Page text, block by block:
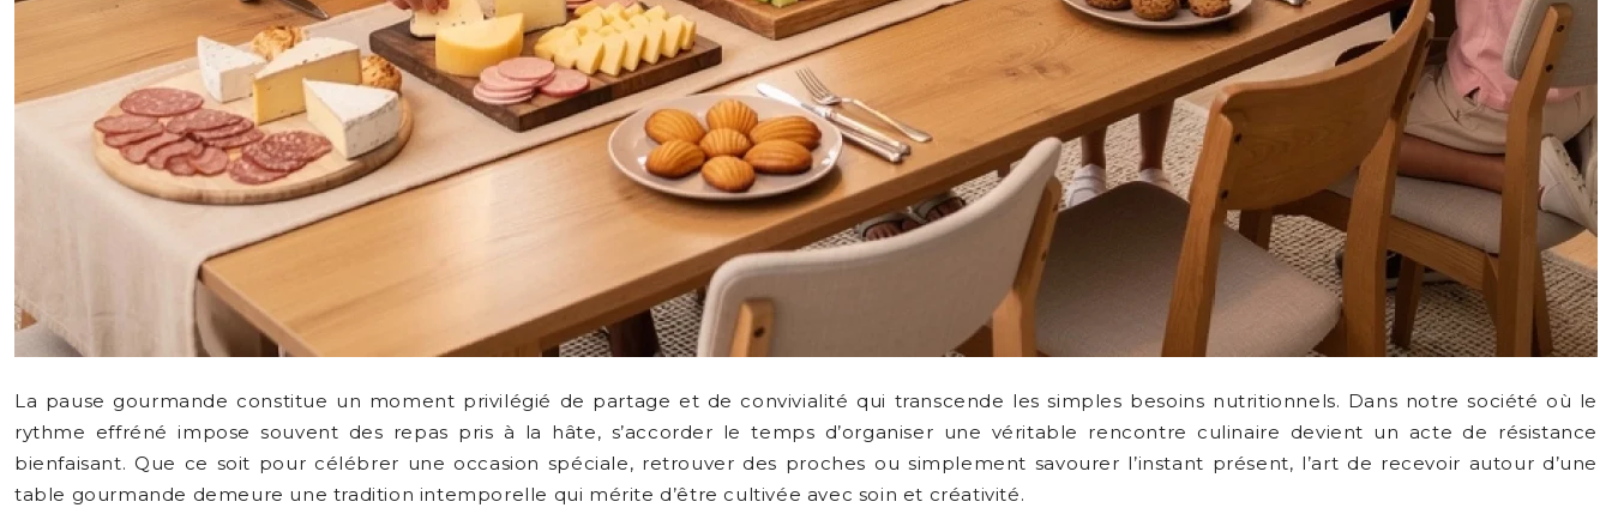
La pause gourmande constitue un moment privilégié de partage et de convivialité qui transcende les simples besoins nutritionnels. Dans notre société où le
rythme effréné impose souvent des repas pris à la hâte, s’accorder le temps d’organiser une véritable rencontre culinaire devient un acte de résistance
bienfaisant. Que ce soit pour célébrer une occasion spéciale, retrouver des proches ou simplement savourer l’instant présent, l’art de recevoir autour d’une
table gourmande demeure une tradition intemporelle qui mérite d’être cultivée avec soin et créativité.